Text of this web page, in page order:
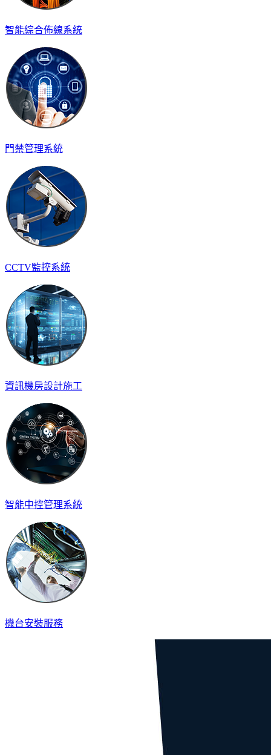
智能綜合佈線系統
門禁管理系統
CCTV監控系統
資訊機房設計施工
智能中控管理系統
機台安裝服務